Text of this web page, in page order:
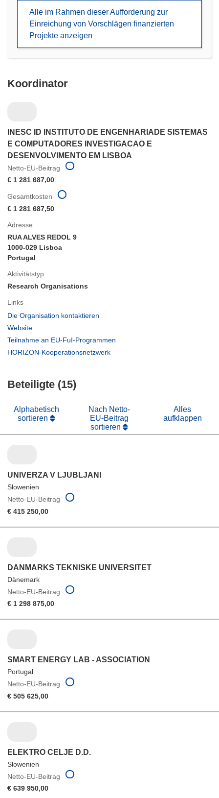
Fenster)
Alle im Rahmen dieser Aufforderung zur
Einreichung von Vorschlägen finanzierten
Projekte anzeigen
Koordinator
INESC ID INSTITUTO DE ENGENHARIADE SISTEMAS
E COMPUTADORES INVESTIGACAO E
DESENVOLVIMENTO EM LISBOA
Netto-EU-Beitrag
€ 1 281 687,00
Adresse
RUA ALVES REDOL 9
1000-029 Lisboa
Portugal
Aktivitätstyp
Research Organisations
Links
Die Organisation kontaktieren
Website
in
Fenster)
Teilnahme an EU-FuI-Programmen
HORIZON-Kooperationsnetzwerk
Gesamtkosten
€ 1 281 687,50
Beteiligte (15)
Alphabetisch
sortieren
Nach Netto-
EU-Beitrag
sortieren
Alles
aufklappen
UNIVERZA V LJUBLJANI
Slowenien
Netto-EU-Beitrag
€ 415 250,00
DANMARKS TEKNISKE UNIVERSITET
Dänemark
Netto-EU-Beitrag
€ 1 298 875,00
SMART ENERGY LAB - ASSOCIATION
Portugal
Netto-EU-Beitrag
€ 505 625,00
ELEKTRO CELJE D.D.
Slowenien
Netto-EU-Beitrag
€ 639 950,00